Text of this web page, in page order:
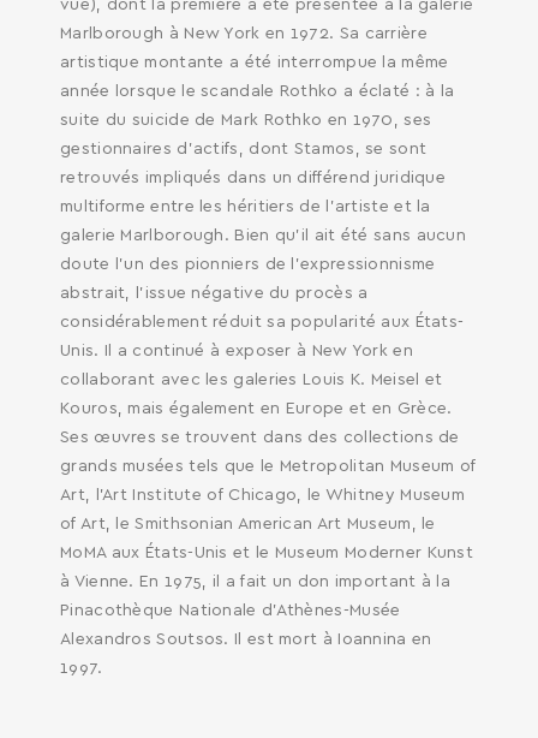
vue), dont la première a été présentée à la galerie
Marlborough à New York en 1972. Sa carrière
artistique montante a été interrompue la même
année lorsque le scandale Rothko a éclaté : à la
suite du suicide de Mark Rothko en 1970, ses
gestionnaires d’actifs, dont Stamos, se sont
retrouvés impliqués dans un différend juridique
multiforme entre les héritiers de l’artiste et la
galerie Marlborough. Bien qu’il ait été sans aucun
doute l’un des pionniers de l’expressionnisme
abstrait, l’issue négative du procès a
considérablement réduit sa popularité aux États-
Unis. Il a continué à exposer à New York en
collaborant avec les galeries Louis K. Meisel et
Kouros, mais également en Europe et en Grèce.
Ses œuvres se trouvent dans des collections de
grands musées tels que le Metropolitan Museum of
Art, l’Art Institute of Chicago, le Whitney Museum
of Art, le Smithsonian American Art Museum, le
MoMA aux États-Unis et le Museum Moderner Kunst
à Vienne. En 1975, il a fait un don important à la
Pinacothèque Nationale d’Athènes-Musée
Alexandros Soutsos. Il est mort à Ioannina en
1997.